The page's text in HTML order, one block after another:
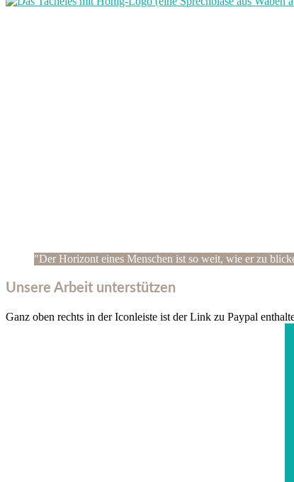
"Der Horizont eines Menschen ist so weit, wie er zu
Unsere Arbeit unterstützen
Ganz oben rechts in der Iconleiste ist der Link zu Paypal